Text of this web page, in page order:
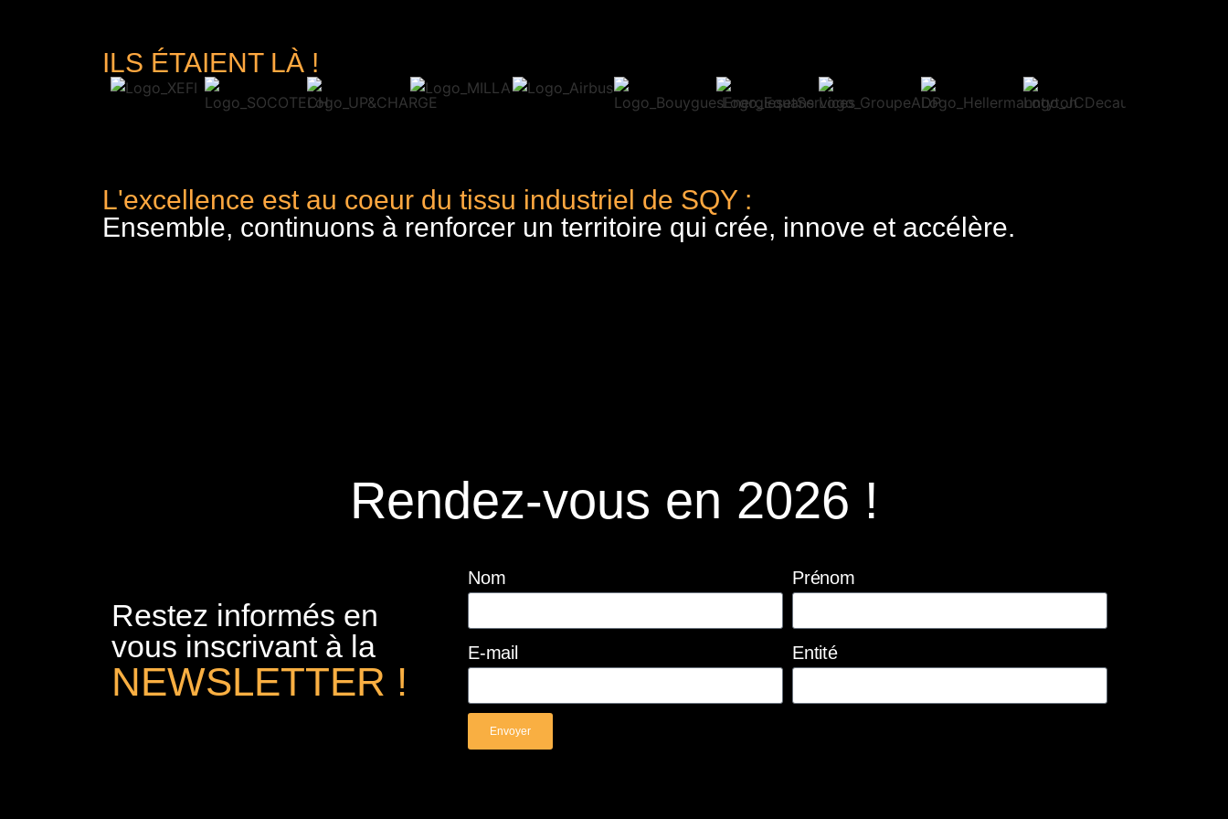
ILS ÉTAIENT LÀ !
L'excellence est au coeur du tissu industriel de SQY :
Ensemble, continuons à renforcer un territoire qui crée, innove et accélère.
Rendez-vous en 2026 !
Restez informés en
vous inscrivant à la
NEWSLETTER !
Nom Prénom
E-mail Entité
Envoyer